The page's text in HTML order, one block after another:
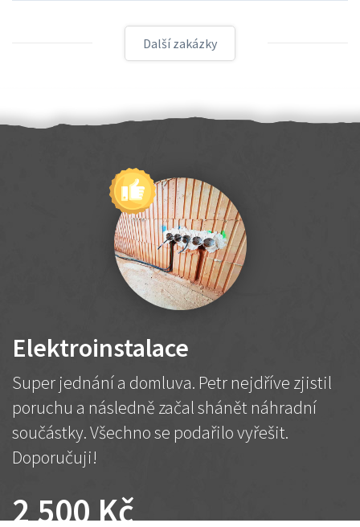
Další zakázky
Elektroinstalace
Super jednání a domluva. Petr nejdříve zjistil
poruchu a následně začal shánět náhradní
součástky. Všechno se podařilo vyřešit.
Doporučuji!
2 500 Kč